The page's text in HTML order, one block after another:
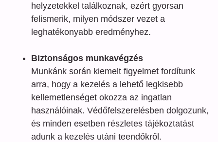
helyzetekkel találkoznak, ezért gyorsan
felismerik, milyen módszer vezet a
leghatékonyabb eredményhez.
Biztonságos munkavégzés
Munkánk során kiemelt figyelmet fordítunk
arra, hogy a kezelés a lehető legkisebb
kellemetlenséget okozza az ingatlan
használóinak. Védőfelszerelésben dolgozunk,
és minden esetben részletes tájékoztatást
adunk a kezelés utáni teendőkről.